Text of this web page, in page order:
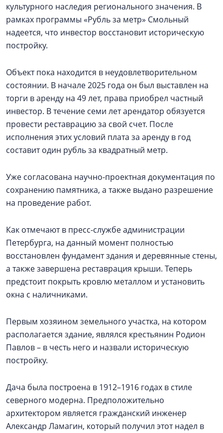
культурного наследия регионального значения. В
рамках программы «Рубль за метр» Смольный
надеется, что инвестор восстановит историческую
постройку.
Объект пока находится в неудовлетворительном
состоянии. В начале 2025 года он был выставлен на
торги в аренду на 49 лет, права приобрел частный
инвестор. В течение семи лет арендатор обязуется
провести реставрацию за свой счет. После
исполнения этих условий плата за аренду в год
составит один рубль за квадратный метр.
Уже согласована научно-проектная документация по
сохранению памятника, а также выдано разрешение
на проведение работ.
Как отмечают в пресс-службе администрации
Петербурга, на данный момент полностью
восстановлен фундамент здания и деревянные стены,
а также завершена реставрация крыши. Теперь
предстоит покрыть кровлю металлом и установить
окна с наличниками.
Первым хозяином земельного участка, на котором
располагается здание, являлся крестьянин Родион
Павлов – в честь него и назвали историческую
постройку.
Дача была построена в 1912–1916 годах в стиле
северного модерна. Предположительно
архитектором является гражданский инженер
Александр Ламагин, который получил этот надел в